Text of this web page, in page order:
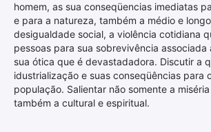
homem, as sua conseqüencias imediatas
e para a natureza, também a médio e
desigualdade social, a violência cotidiana
pessoas para sua sobrevivência associada
sua ótica que é devastadadora. Discutir a
idustrialização e suas conseqüências para
população. Salientar não somente a
também a cultural e espiritual.